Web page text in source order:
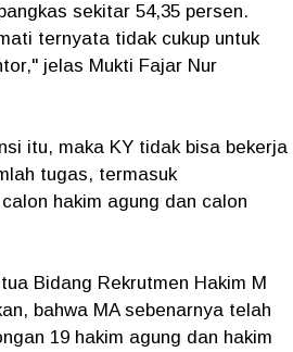
sekitar 54,35 persen.
ternyata tidak cukup untuk
jelas Mukti Fajar Nur
itu, maka KY tidak bisa bekerja
tugas, termasuk
hakim agung dan calon
Bidang Rekrutmen Hakim M
bahwa MA sebenarnya telah
19 hakim agung dan hakim